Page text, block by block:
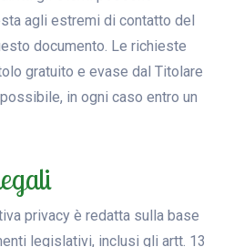
agli estremi di contatto del
documento. Le richieste
gratuito e evase dal Titolare
in ogni caso entro un
privacy è redatta sulla base
legislativi, inclusi gli artt. 13